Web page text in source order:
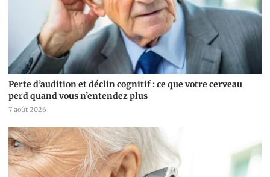
Perte d’audition et déclin cognitif : ce que votre cerveau
perd quand vous n’entendez plus
7 août 2026